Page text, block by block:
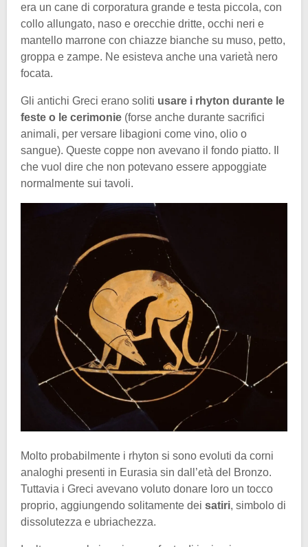
era un cane di corporatura grande e testa piccola, con
collo allungato, naso e orecchie dritte, occhi neri e
mantello marrone con chiazze bianche su muso, petto,
groppa e zampe. Ne esisteva anche una varietà nero
focata.
Gli antichi Greci erano soliti usare i rhyton durante le
feste o le cerimonie (forse anche durante sacrifici
animali, per versare libagioni come vino, olio o
sangue). Queste coppe non avevano il fondo piatto. Il
che vuol dire che non potevano essere appoggiate
normalmente sui tavoli.
Molto probabilmente i rhyton si sono evoluti da corni
analoghi presenti in Eurasia sin dall’età del Bronzo.
Tuttavia i Greci avevano voluto donare loro un tocco
proprio, aggiungendo solitamente dei satiri, simbolo di
dissolutezza e ubriachezza.